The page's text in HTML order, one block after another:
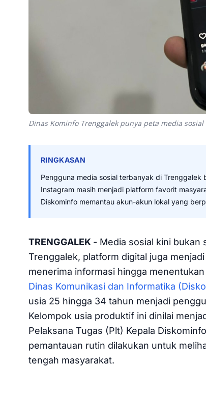
Dinas Kominfo Trenggalek punya peta media sosial
RINGKASAN
Pengguna media sosial terbanyak di
Instagram masih menjadi platform favorit
Diskominfo memantau akun-akun lokal yang
TRENGGALEK - Media sosial kini bukan
Trenggalek, platform digital juga
menerima informasi hingga
Dinas Komunikasi dan Informatika
usia 25 hingga 34 tahun menjadi
Kelompok usia produktif ini dinilai
Pelaksana Tugas (Plt) Kepala
pemantauan rutin dilakukan untuk
tengah masyarakat.